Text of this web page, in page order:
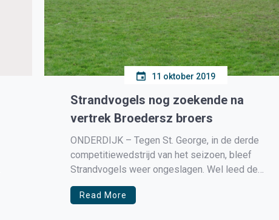
11 oktober 2019
Strandvogels nog zoekende na
vertrek Broedersz broers
ONDERDIJK – Tegen St. George, in de derde
competitiewedstrijd van het seizoen, bleef
Strandvogels weer ongeslagen. Wel leed de
ploeg z’n eerste puntenverlies, al kunnen we
misschien beter spreken van een gewonnen punt.
Read More